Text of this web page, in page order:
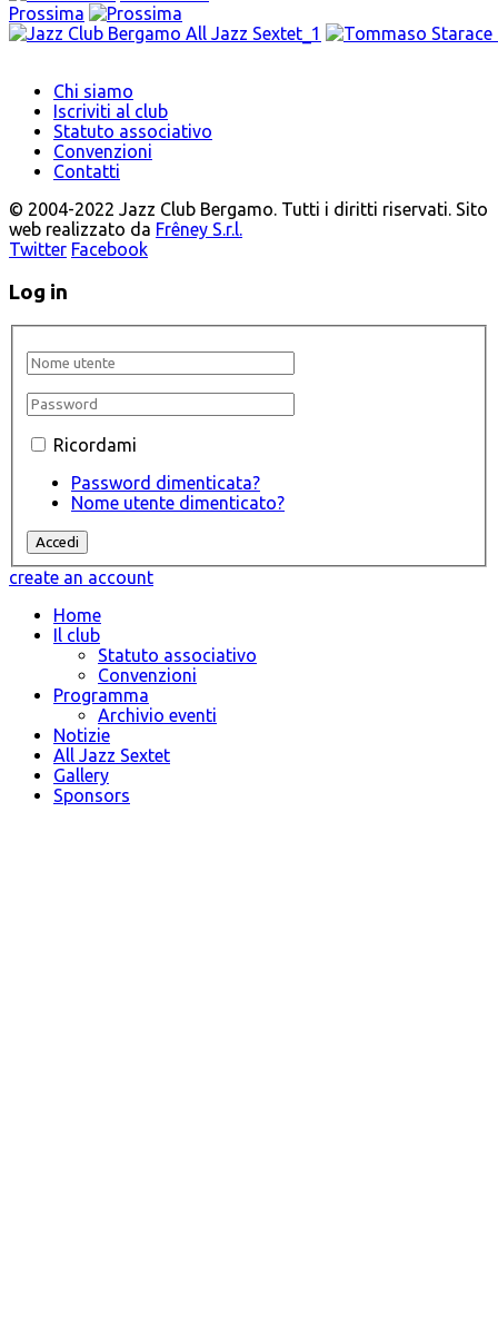
Prossima
Chi siamo
Iscriviti al club
Statuto associativo
Convenzioni
Contatti
© 2004-2022 Jazz Club Bergamo. Tutti i diritti riservati. Sito
web realizzato da Frêney S.r.l.
Twitter Facebook
Log in
Ricordami
Password dimenticata?
Nome utente dimenticato?
create an account
Home
Il club
Statuto associativo
Convenzioni
Programma
Archivio eventi
Notizie
All Jazz Sextet
Gallery
Sponsors